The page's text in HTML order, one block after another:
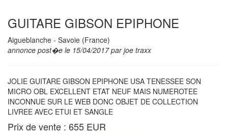
GUITARE GIBSON EPIPHONE
Aigueblanche - Savoie (France)
annonce post�e le 15/04/2017 par joe traxx
JOLIE GUITARE GIBSON EPIPHONE USA TENESSEE SON
MICRO OBL EXCELLENT ETAT NEUF MAIS NUMEROTEE
INCONNUE SUR LE WEB DONC OBJET DE COLLECTION
LIVREE AVEC ETUI ET SANGLE
Prix de vente : 655 EUR